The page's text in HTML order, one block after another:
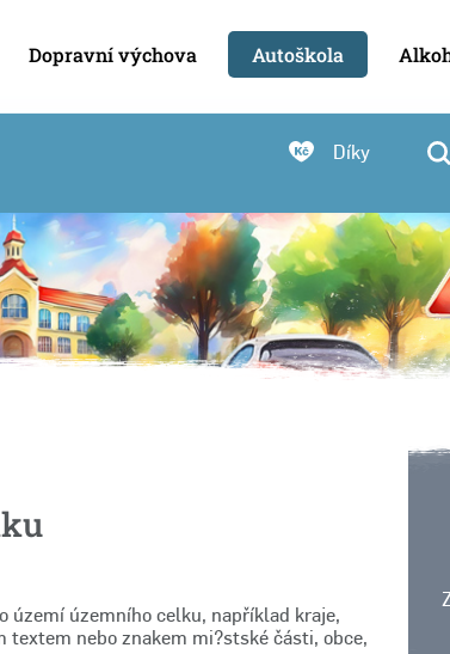
Dopravní výchova Autoškola
Díky
území územního celku, například kraje,
nebo znakem mi?stské části, obce,